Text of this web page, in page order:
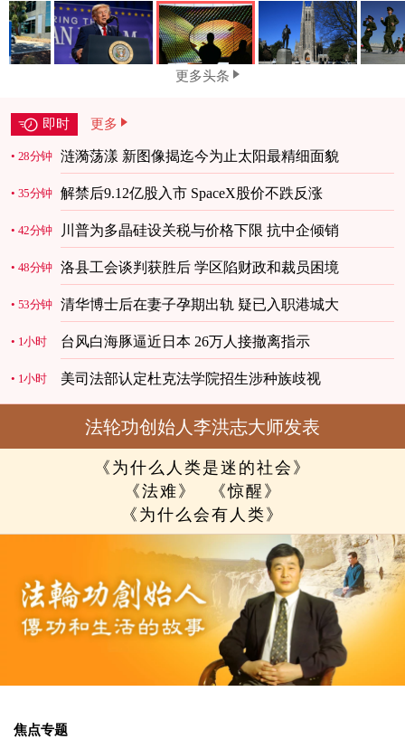
更多头条
即时 更多
28分钟 涟漪荡漾 新图像揭迄今为止太阳最精细面貌
35分钟 解禁后9.12亿股入市 SpaceX股价不跌反涨
42分钟 川普为多晶硅设关税与价格下限 抗中企倾销
48分钟 洛县工会谈判获胜后 学区陷财政和裁员困境
53分钟 清华博士后在妻子孕期出轨 疑已入职港城大
1小时 台风白海豚逼近日本 26万人接撤离指示
1小时 美司法部认定杜克法学院招生涉种族歧视
法轮功创始人李洪志大师发表
《为什么人类是迷的社会》
《法难》
《惊醒》
《为什么会有人类》
焦点专题